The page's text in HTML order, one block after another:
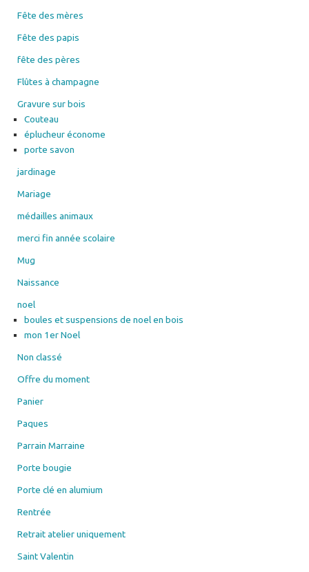
Fête des mères
Fête des papis
fête des pères
Flûtes à champagne
Gravure sur bois
Couteau
éplucheur économe
porte savon
jardinage
Mariage
médailles animaux
merci fin année scolaire
Mug
Naissance
noel
boules et suspensions de noel en bois
mon 1er Noel
Non classé
Offre du moment
Panier
Paques
Parrain Marraine
Porte bougie
Porte clé en alumium
Rentrée
Retrait atelier uniquement
Saint Valentin